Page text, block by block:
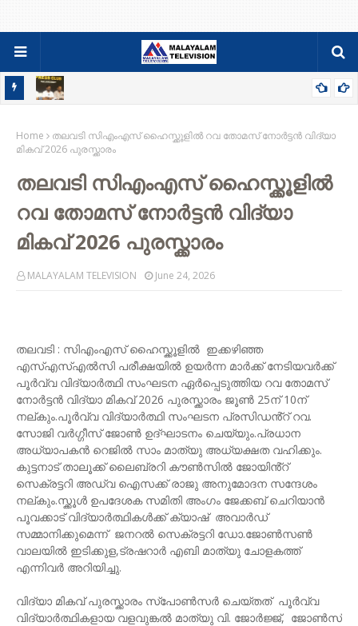
9ന്
Home
തലവടി സിഎംഎസ് ഹൈസ്ക്കൂളില്‍ റവ തോമസ് നോർട്ടൻ വിദ്യാ
മികവ് 2026 പുരസ്ക്കാരം
തലവടി സിഎംഎസ് ഹൈസ്ക്കൂളില്‍
റവ തോമസ് നോർട്ടൻ വിദ്യാ
മികവ് 2026 പുരസ്ക്കാരം
MALAYALAM TELEVISION June 24, 2026
തലവടി : സിഎംഎസ് ഹൈസ്ക്കൂളില്‍ ഇക്കഴിഞ്ഞ
എസ്എസ്എൽസി പരീക്ഷയിൽ ഉയർന്ന മാർക്ക് നേടിയവര്‍ക്ക്
പൂർവ്വ വിദ്യാർത്ഥി സംഘടന ഏർപ്പെടുത്തിയ റവ തോമസ്
നോർട്ടൻ വിദ്യാ മികവ് 2026 പുരസ്ക്കാരം ജൂൺ 25ന് 10ന്
നല്കും.പൂർവ്വ വിദ്യാർത്ഥി സംഘടന പ്രസിഡൻ്റ് റവ.
സോജി വർഗ്ഗീസ് ജോൺ ഉദ്ഘാടനം ചെയ്യും.പ്രധാന
അധ്യാപകൻ റെജിൽ സാം മാത്യു അധ്യക്ഷത വഹിക്കും.
കുട്ടനാട് താലൂക്ക് ലൈബ്രറി കൗൺസിൽ ജോയിൻ്റ്
സെക്രട്ടറി അഡ്വ ഐസക്ക് രാജു അനുമോദന സന്ദേശം
നല്കും.സ്ക്കൂൾ ഉപദേശക സമിതി അംഗം ജേക്കബ് ചെറിയാൻ
പൂവക്കാട് വിദ്യാർത്ഥികൾക്ക് ക്യാഷ് അവാര്‍ഡ്
സമ്മാനിക്കുമെന്ന് ജനറൽ സെക്രട്ടറി ഡോ.ജോൺസൺ
വാലയിൽ ഇടിക്കുള,ട്രഷറാർ എബി മാത്യു ചോളകത്ത്
എന്നിവർ അറിയിച്ചു.
വിദ്യാ മികവ് പുരസ്ക്കാരം സ്പോൺസർ ചെയ്തത് പൂർവ്വ
വിദ്യാർത്ഥികളായ വളവുങ്കൽ മാത്യു വി. ജോർജ്ജ്, ജോൺസ്